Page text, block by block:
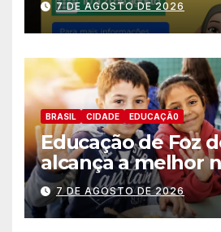
7 DE AGOSTO DE 2026
BRASIL CIDADE EDUCAÇÃ0
Educação de Foz
alcança a melhor
história no IDEB
7 DE AGOSTO DE 2026